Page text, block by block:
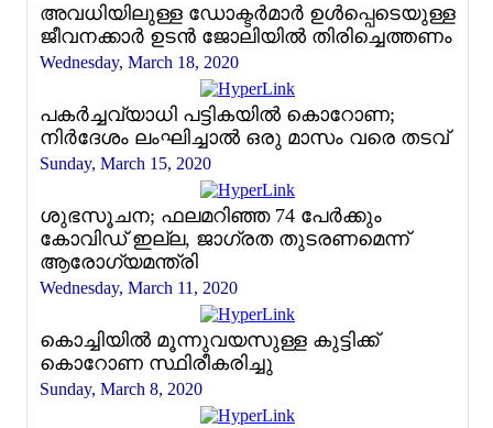
അവധിയിലുള്ള ഡോക്ടര്‍മാര്‍ ഉള്‍പ്പെടെയുള്ള
ജീവനക്കാര്‍ ഉടന്‍ ജോലിയില്‍ തിരിച്ചെത്തണം
Wednesday, March 18, 2020
പകർച്ചവ്യാധി പട്ടികയിൽ കൊറോണ;
നിര്‍ദേശം ലംഘിച്ചാൽ ഒരു മാസം വരെ തടവ്
Sunday, March 15, 2020
ശുഭസൂചന; ഫലമറിഞ്ഞ 74 പേർക്കും
കോവിഡ് ഇല്ല, ജാഗ്രത തുടരണമെന്ന്
ആരോഗ്യമന്ത്രി
Wednesday, March 11, 2020
കൊച്ചിയില്‍ മൂന്നുവയസുള്ള കുട്ടിക്ക്
കൊറോണ സ്ഥിരീകരിച്ചു
Sunday, March 8, 2020